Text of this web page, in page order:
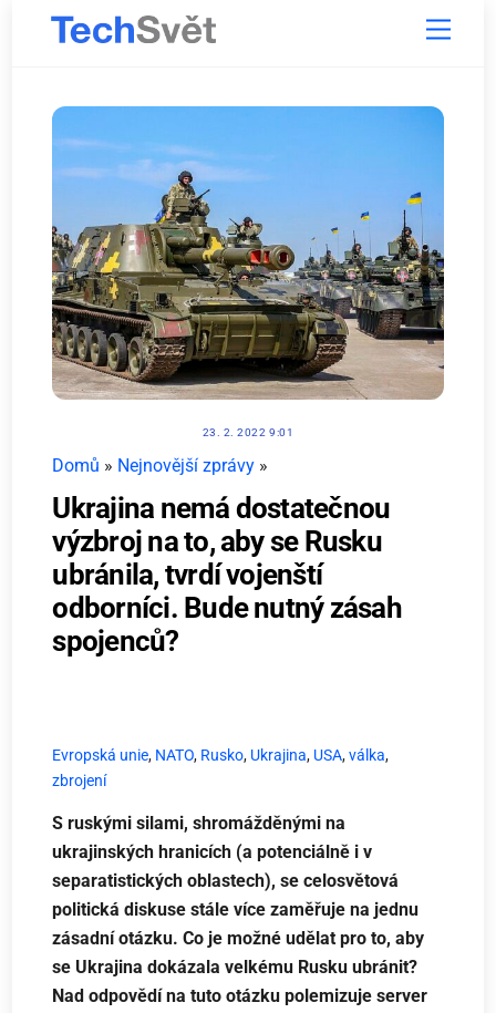
Menu
23. 2. 2022 9:01
Domů » Nejnovější zprávy »
Ukrajina nemá dostatečnou
výzbroj na to, aby se Rusku
ubránila, tvrdí vojenští
odborníci. Bude nutný zásah
spojenců?
Evropská unie, NATO, Rusko, Ukrajina, USA,válka,
zbrojení
S ruskými silami, shromážděnými na
ukrajinských hranicích (a potenciálně i v
separatistických oblastech), se celosvětová
politická diskuse stále více zaměřuje na jednu
zásadní otázku. Co je možné udělat pro to, aby
se Ukrajina dokázala velkému Rusku ubránit?
Nad odpovědí na tuto otázku polemizuje server